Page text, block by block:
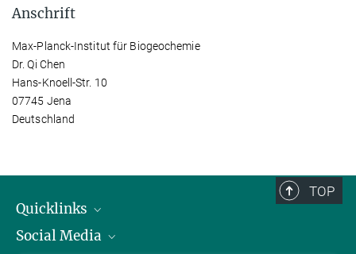
Anschrift
Max-Planck-Institut für Biogeochemie
Dr. Qi Chen
Hans-Knoell-Str. 10
07745 Jena
Deutschland
TOP
Quicklinks
IMPRS Graduiertenschule
Social Media